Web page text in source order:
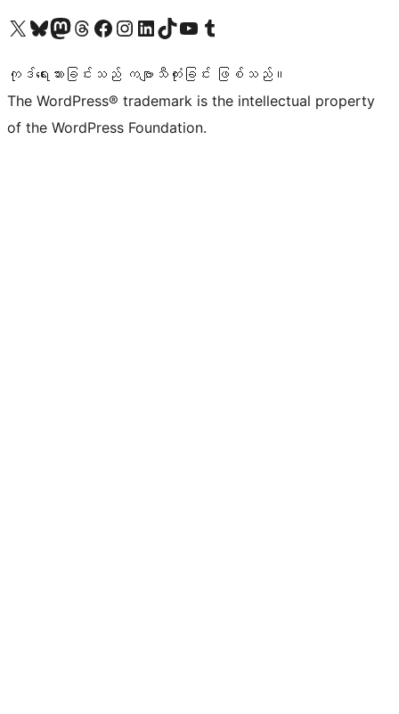
ကျွန်ုပ်တို့၏ X (ယခင် Twitter) အကောင့်သို့ သွားရောက်ကြည့်ရှုပါကျွန်ုပ်တို့၏ Bluesky အကောင့်သို့ ဝင်ရောက်ကြည့်ရှုရန်
ကျွန်ုပ်တို့၏ Mastodon အကောင့်သို့ သွားရောက်ကြည့်ရှုပါကျွန်ုပ်တို့၏ Threads အကောင့်သို့ ဝင်ရောက်ကြည့်ရှုရန်
ကျွန်ုပ်တို့၏ Facebook စာမျက်နှာသို့ သွားရောက်ကြည့်ရှုပါကျွန်ုပ်တို့၏ Instagram အကောင့်သို့ သွားရောက်ကြည့်ရှုပါ ကျွန်ုပ်တို့၏ LinkedIn အကောင့်သို့ သွားရောက်ကြည့်ရှုပါကျွန်ုပ်တို့၏ TikTok အကောင့်သို့ ဝင်ရောက်ကြည့်ရှုရန်
ကျွန်ုပ်တို့၏ YouTube ချန်နယ်သို့ သွားရောက်ကြည့်ရှုပါ ကျွန်ုပ်တို့၏ Tumblr အကောင့်သို့ ဝင်ရောက်ကြည့်ရှုရန်
ကုဒ်ရေးသားခြင်းသည် ကဗျာသီကုံးခြင်း ဖြစ်သည်။
The WordPress® trademark is the intellectual property
of the WordPress Foundation.